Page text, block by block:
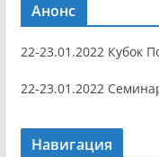
Анонс
22-23.01.2022 Кубок
22-23.01.2022
Навигация